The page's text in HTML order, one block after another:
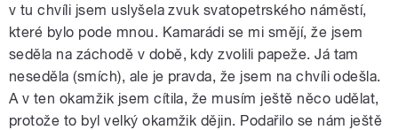
v tu chvíli jsem uslyšela zvuk svatopetrského náměstí,
které bylo pode mnou. Kamarádi se mi smějí, že jsem
seděla na záchodě v době, kdy zvolili papeže. Já tam
neseděla (smích), ale je pravda, že jsem na chvíli odešla.
A v ten okamžik jsem cítila, že musím ještě něco udělat,
protože to byl velký okamžik dějin. Podařilo se nám ještě